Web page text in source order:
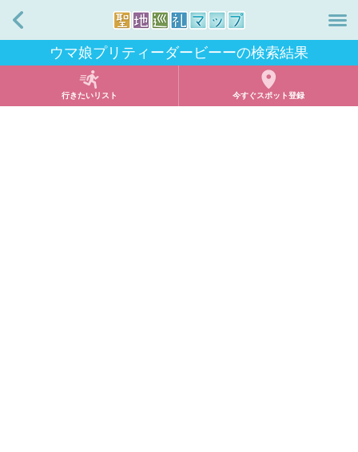
ウマ娘プリティーダービーーの検索結果
行きたいリスト 今すぐスポット登録